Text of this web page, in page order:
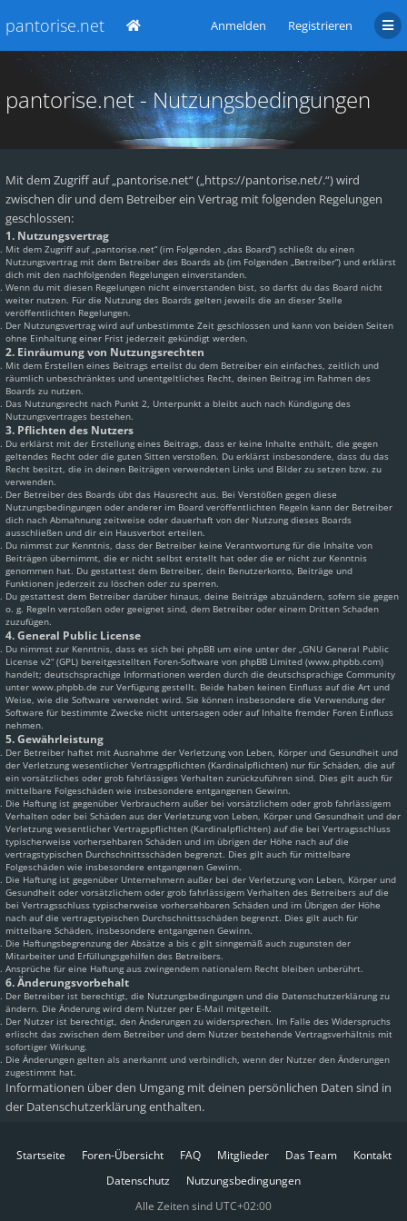
pantorise.net Anmelden Registrieren
pantorise.net - Nutzungsbedingungen
Mit dem Zugriff auf „pantorise.net“ („https://pantorise.net/.“) wird
zwischen dir und dem Betreiber ein Vertrag mit folgenden Regelungen
geschlossen:
1. Nutzungsvertrag
Mit dem Zugriff auf „pantorise.net“ (im Folgenden „das Board“) schließt du einen
Nutzungsvertrag mit dem Betreiber des Boards ab (im Folgenden „Betreiber“) und erklärst
dich mit den nachfolgenden Regelungen einverstanden.
Wenn du mit diesen Regelungen nicht einverstanden bist, so darfst du das Board nicht
weiter nutzen. Für die Nutzung des Boards gelten jeweils die an dieser Stelle
veröffentlichten Regelungen.
Der Nutzungsvertrag wird auf unbestimmte Zeit geschlossen und kann von beiden Seiten
ohne Einhaltung einer Frist jederzeit gekündigt werden.
2. Einräumung von Nutzungsrechten
Mit dem Erstellen eines Beitrags erteilst du dem Betreiber ein einfaches, zeitlich und
räumlich unbeschränktes und unentgeltliches Recht, deinen Beitrag im Rahmen des
Boards zu nutzen.
Das Nutzungsrecht nach Punkt 2, Unterpunkt a bleibt auch nach Kündigung des
Nutzungsvertrages bestehen.
3. Pflichten des Nutzers
Du erklärst mit der Erstellung eines Beitrags, dass er keine Inhalte enthält, die gegen
geltendes Recht oder die guten Sitten verstoßen. Du erklärst insbesondere, dass du das
Recht besitzt, die in deinen Beiträgen verwendeten Links und Bilder zu setzen bzw. zu
verwenden.
Der Betreiber des Boards übt das Hausrecht aus. Bei Verstößen gegen diese
Nutzungsbedingungen oder anderer im Board veröffentlichten Regeln kann der Betreiber
dich nach Abmahnung zeitweise oder dauerhaft von der Nutzung dieses Boards
ausschließen und dir ein Hausverbot erteilen.
Du nimmst zur Kenntnis, dass der Betreiber keine Verantwortung für die Inhalte von
Beiträgen übernimmt, die er nicht selbst erstellt hat oder die er nicht zur Kenntnis
genommen hat. Du gestattest dem Betreiber, dein Benutzerkonto, Beiträge und
Funktionen jederzeit zu löschen oder zu sperren.
Du gestattest dem Betreiber darüber hinaus, deine Beiträge abzuändern, sofern sie gegen
o. g. Regeln verstoßen oder geeignet sind, dem Betreiber oder einem Dritten Schaden
zuzufügen.
4. General Public License
Du nimmst zur Kenntnis, dass es sich bei phpBB um eine unter der „GNU General Public
License v2“ (GPL) bereitgestellten Foren-Software von phpBB Limited (www.phpbb.com)
handelt; deutschsprachige Informationen werden durch die deutschsprachige Community
unter www.phpbb.de zur Verfügung gestellt. Beide haben keinen Einfluss auf die Art und
Weise, wie die Software verwendet wird. Sie können insbesondere die Verwendung der
Software für bestimmte Zwecke nicht untersagen oder auf Inhalte fremder Foren Einfluss
nehmen.
5. Gewährleistung
Der Betreiber haftet mit Ausnahme der Verletzung von Leben, Körper und Gesundheit und
der Verletzung wesentlicher Vertragspflichten (Kardinalpflichten) nur für Schäden, die auf
ein vorsätzliches oder grob fahrlässiges Verhalten zurückzuführen sind. Dies gilt auch für
mittelbare Folgeschäden wie insbesondere entgangenen Gewinn.
Die Haftung ist gegenüber Verbrauchern außer bei vorsätzlichem oder grob fahrlässigem
Verhalten oder bei Schäden aus der Verletzung von Leben, Körper und Gesundheit und der
Verletzung wesentlicher Vertragspflichten (Kardinalpflichten) auf die bei Vertragsschluss
typischerweise vorhersehbaren Schäden und im übrigen der Höhe nach auf die
vertragstypischen Durchschnittsschäden begrenzt. Dies gilt auch für mittelbare
Folgeschäden wie insbesondere entgangenen Gewinn.
Die Haftung ist gegenüber Unternehmern außer bei der Verletzung von Leben, Körper und
Gesundheit oder vorsätzlichem oder grob fahrlässigem Verhalten des Betreibers auf die
bei Vertragsschluss typischerweise vorhersehbaren Schäden und im Übrigen der Höhe
nach auf die vertragstypischen Durchschnittsschäden begrenzt. Dies gilt auch für
mittelbare Schäden, insbesondere entgangenen Gewinn.
Die Haftungsbegrenzung der Absätze a bis c gilt sinngemäß auch zugunsten der
Mitarbeiter und Erfüllungsgehilfen des Betreibers.
Ansprüche für eine Haftung aus zwingendem nationalem Recht bleiben unberührt.
6. Änderungsvorbehalt
Der Betreiber ist berechtigt, die Nutzungsbedingungen und die Datenschutzerklärung zu
ändern. Die Änderung wird dem Nutzer per E-Mail mitgeteilt.
Der Nutzer ist berechtigt, den Änderungen zu widersprechen. Im Falle des Widerspruchs
erlischt das zwischen dem Betreiber und dem Nutzer bestehende Vertragsverhältnis mit
sofortiger Wirkung.
Die Änderungen gelten als anerkannt und verbindlich, wenn der Nutzer den Änderungen
zugestimmt hat.
Informationen über den Umgang mit deinen persönlichen Daten sind in
der Datenschutzerklärung enthalten.
Startseite Foren-Übersicht FAQ Mitglieder Das Team
Kontakt
Datenschutz
Nutzungsbedingungen
Alle Zeiten sind UTC+02:00